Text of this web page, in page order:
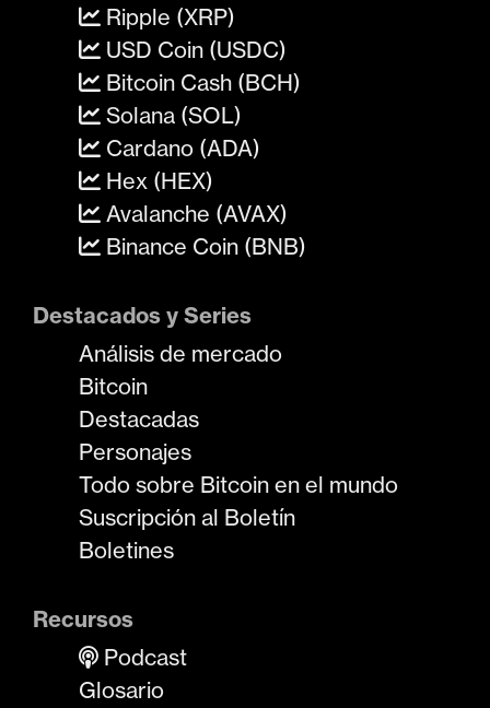
Ripple (XRP)
USD Coin (USDC)
Bitcoin Cash (BCH)
Solana (SOL)
Cardano (ADA)
Hex (HEX)
Avalanche (AVAX)
Binance Coin (BNB)
Destacados y Series
Análisis de mercado
Bitcoin
Destacadas
Personajes
Todo sobre Bitcoin en el mundo
Suscripción al Boletín
Boletines
Recursos
Podcast
Glosario